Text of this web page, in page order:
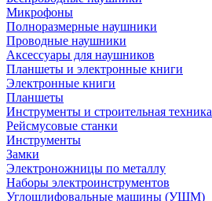
Микрофоны
Полноразмерные наушники
Проводные наушники
Аксессуары для наушников
Планшеты и электронные книги
Электронные книги
Планшеты
Инструменты и строительная техника
Рейсмусовые станки
Инструменты
Замки
Электроножницы по металлу
Наборы электроинструментов
Углошлифовальные машины (УШМ)